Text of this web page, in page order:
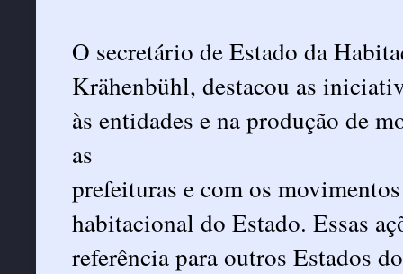
O secretário de Estado da
Krähenbühl, destacou as
às entidades e na produção de
as
prefeituras e com os
habitacional do Estado. Essas
referência para outros Estados